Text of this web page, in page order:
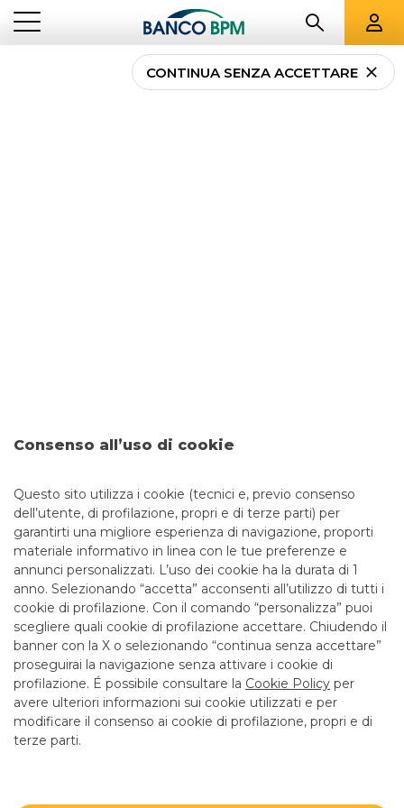
049411
CONTATTI
Tel:0294563589
Email: centroimprese.04941@pec.bancobpmspa.it
LINK UTILI
CONTATTI E FILIALI
LAVORA CON NOI
TERZO SETTORE
CONTINUA SENZA ACCETTARE
Consenso all’uso di cookie
Questo sito utilizza i cookie (tecnici e, previo consenso
dell’utente, di profilazione, propri e di terze parti) per
garantirti una migliore esperienza di navigazione, proporti
materiale informativo in linea con le tue preferenze e
annunci personalizzati. L’uso dei cookie ha la durata di 1
anno. Selezionando “accetta” acconsenti all’utilizzo di tutti i
cookie di profilazione. Con il comando “personalizza” puoi
scegliere quali cookie di profilazione accettare. Chiudendo il
banner con la X o selezionando “continua senza accettare”
proseguirai la navigazione senza attivare i cookie di
profilazione. É possibile consultare la Cookie Policy per
avere ulteriori informazioni sui cookie utilizzati e per
modificare il consenso ai cookie di profilazione, propri e di
terze parti.